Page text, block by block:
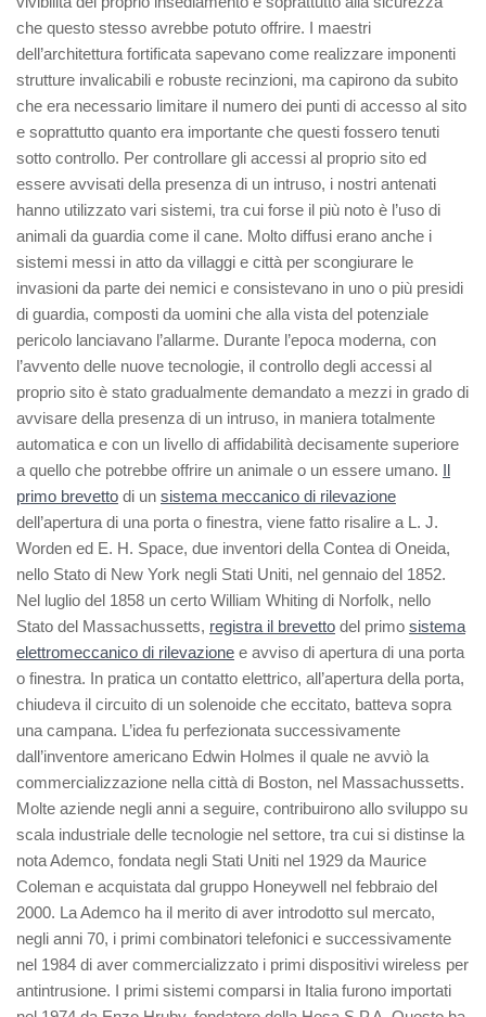
che questo stesso avrebbe potuto offrire. I maestri
dell’architettura fortificata sapevano come realizzare imponenti
strutture invalicabili e robuste recinzioni, ma capirono da subito
che era necessario limitare il numero dei punti di accesso al sito
e soprattutto quanto era importante che questi fossero tenuti
sotto controllo. Per controllare gli accessi al proprio sito ed
essere avvisati della presenza di un intruso, i nostri antenati
hanno utilizzato vari sistemi, tra cui forse il più noto è l’uso di
animali da guardia come il cane. Molto diffusi erano anche i
sistemi messi in atto da villaggi e città per scongiurare le
invasioni da parte dei nemici e consistevano in uno o più presidi
di guardia, composti da uomini che alla vista del potenziale
pericolo lanciavano l’allarme. Durante l’epoca moderna, con
l’avvento delle nuove tecnologie, il controllo degli accessi al
proprio sito è stato gradualmente demandato a mezzi in grado di
avvisare della presenza di un intruso, in maniera totalmente
automatica e con un livello di affidabilità decisamente superiore
a quello che potrebbe offrire un animale o un essere umano. Il
primo brevetto di un sistema meccanico di rilevazione
dell’apertura di una porta o finestra, viene fatto risalire a L. J.
Worden ed E. H. Space, due inventori della Contea di Oneida,
nello Stato di New York negli Stati Uniti, nel gennaio del 1852.
Nel luglio del 1858 un certo William Whiting di Norfolk, nello
Stato del Massachussetts, registra il brevetto del primo sistema
elettromeccanico di rilevazione e avviso di apertura di una porta
o finestra. In pratica un contatto elettrico, all’apertura della porta,
chiudeva il circuito di un solenoide che eccitato, batteva sopra
una campana. L’idea fu perfezionata successivamente
dall’inventore americano Edwin Holmes il quale ne avviò la
commercializzazione nella città di Boston, nel Massachussetts.
Molte aziende negli anni a seguire, contribuirono allo sviluppo su
scala industriale delle tecnologie nel settore, tra cui si distinse la
nota Ademco, fondata negli Stati Uniti nel 1929 da Maurice
Coleman e acquistata dal gruppo Honeywell nel febbraio del
2000. La Ademco ha il merito di aver introdotto sul mercato,
negli anni 70, i primi combinatori telefonici e successivamente
nel 1984 di aver commercializzato i primi dispositivi wireless per
antintrusione. I primi sistemi comparsi in Italia furono importati